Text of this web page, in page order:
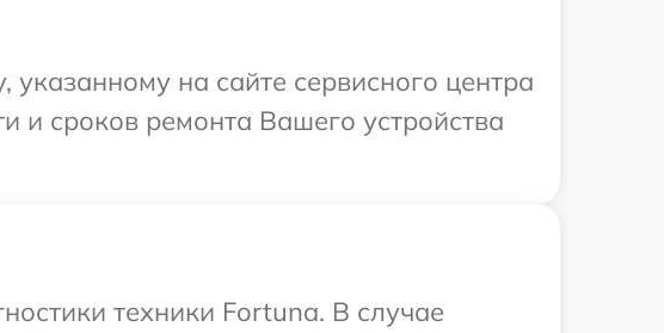
на сайте сервисного центра
и сроков ремонта Вашего устройства
техники Fortuna. В случае